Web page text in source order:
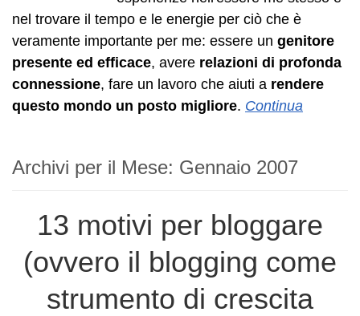
nel trovare il tempo e le energie per ciò che è
veramente importante per me: essere un genitore
presente ed efficace, avere relazioni di profonda
connessione, fare un lavoro che aiuti a rendere
questo mondo un posto migliore. Continua
Archivi per il Mese: Gennaio 2007
13 motivi per bloggare
(ovvero il blogging come
strumento di crescita